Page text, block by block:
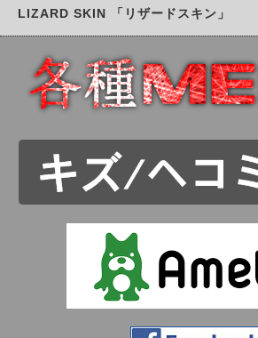
LIZARD SKIN 「リザードスキン」